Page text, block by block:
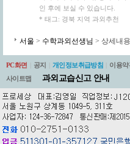
인 후에 보실 수 있습니다.
* 태그: 경북 지역 과외추천
서울 > 수학과외선생님 > 상세내용
PC화면 공지 개인정보취급방침 이용약
사이트맵
과외교습신고 안내